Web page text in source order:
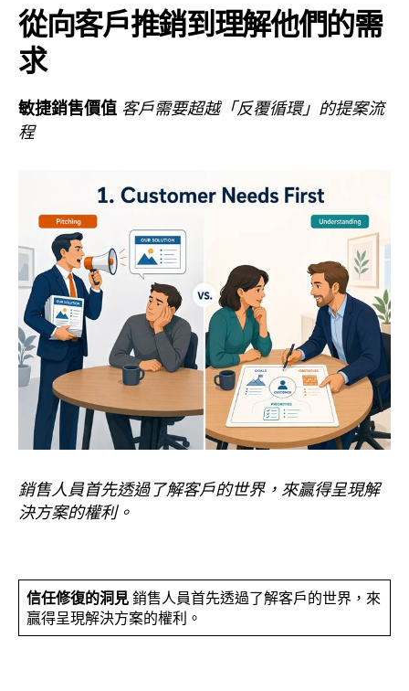
從向客戶推銷到理解他們的需
求
敏捷銷售價值 客戶需要超越「反覆循環」的提案流
程
銷售人員首先透過了解客戶的世界，來贏得呈現解
決方案的權利。
信任修復的洞見銷售人員首先透過了解客戶的世界，來
贏得呈現解決方案的權利。